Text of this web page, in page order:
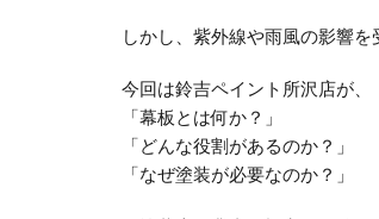
しかし、紫外線や雨風の影響
今回は鈴吉ペイント所沢店が、
「幕板とは何か？」
「どんな役割があるのか？」
「なぜ塗装が必要なのか？」